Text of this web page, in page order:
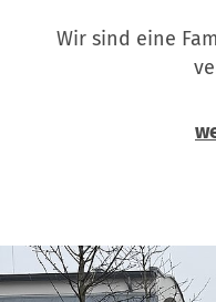
Wir sind eine